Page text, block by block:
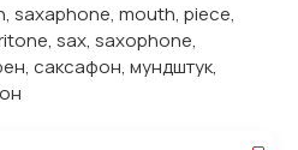
saxaphone, mouth, piece,
sax, saxophone,
саксафон, мундштук,